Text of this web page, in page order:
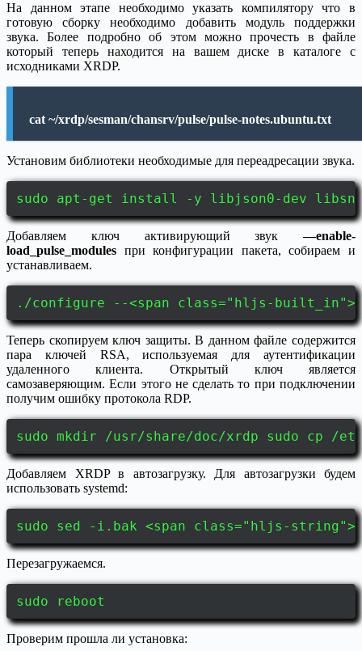
На данном этапе необходимо указать компилятору что в
готовую сборку необходимо добавить модуль поддержки
звука. Более подробно об этом можно прочесть в файле
который теперь находится на вашем диске в каталоге с
исходниками XRDP.
cat ~/xrdp/sesman/chansrv/pulse/pulse-notes.ubuntu.txt
Установим библиотеки необходимые для переадресации звука.
sudo apt-get install -y libjson0-dev
Добавляем ключ активирующий звук—enable-
load_pulse_modules при конфигурации пакета, собираем и
устанавливаем.
./configure --<span class="hljs-
Теперь скопируем ключ защиты. В данном файле содержится
пара ключей RSA, используемая для аутентификации
удаленного клиента. Открытый ключ является
самозаверяющим. Если этого не сделать то при подключении
получим ошибку протокола RDP.
sudo mkdir /usr/share/doc/xrdp sudo cp /
Добавляем XRDP в автозагрузку. Для автозагрузки будем
использовать systemd:
sudo sed -i.bak <span class="hljs-
Перезагружаемся.
sudo reboot
Проверим прошла ли установка: